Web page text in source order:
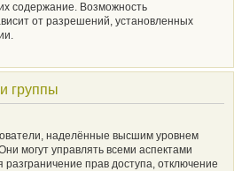
содержание. Возможность
от разрешений, установленных
группы
наделённые высшим уровнем
могут управлять всеми аспектами
прав доступа, отключение